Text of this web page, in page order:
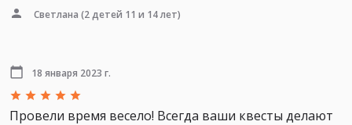
Светлана (2 детей 11 и 14 лет)
18 января 2023 г.
Провели время весело! Всегда ваши квесты делают